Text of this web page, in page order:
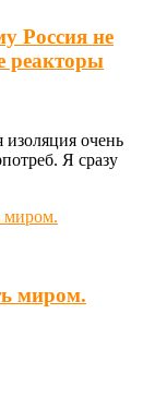
Россия не
реакторы
очень
Я сразу
миром.